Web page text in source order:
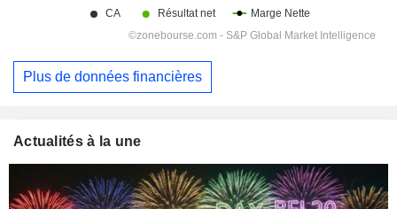
Plus de données financières
Actualités à la une